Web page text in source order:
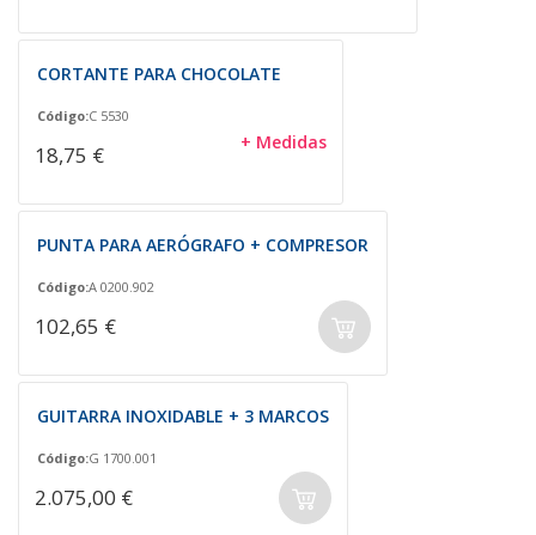
CORTANTE PARA CHOCOLATE
Código:C 5530
18,75 € + Medidas
PUNTA PARA AERÓGRAFO + COMPRESOR
Código:A 0200.902
102,65 €
GUITARRA INOXIDABLE + 3 MARCOS
Código:G 1700.001
2.075,00 €